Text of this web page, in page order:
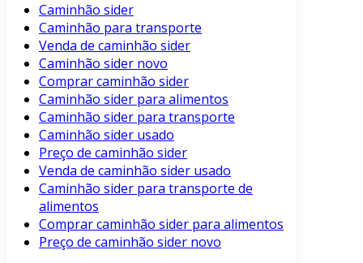
Caminhão sider
Caminhão para transporte
Venda de caminhão sider
Caminhão sider novo
Comprar caminhão sider
Caminhão sider para alimentos
Caminhão sider para transporte
Caminhão sider usado
Preço de caminhão sider
Venda de caminhão sider usado
Caminhão sider para transporte de
alimentos
Comprar caminhão sider para alimentos
Preço de caminhão sider novo